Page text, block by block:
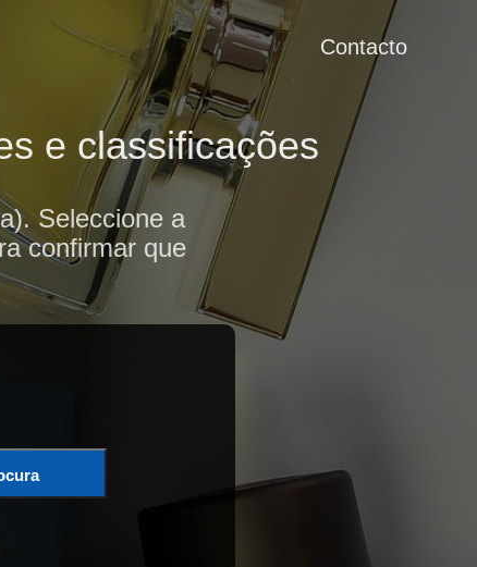
Contacto
e classificações
Seleccione a
confirmar que